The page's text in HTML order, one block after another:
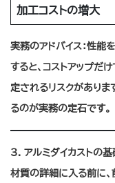
加工コストの増大
実務のアドバイス：性能
すると、コストアップだ
定されるリスクがありま
るのが実務の定石です。
3. アルミダイカストの基
材質の詳細に入る前に